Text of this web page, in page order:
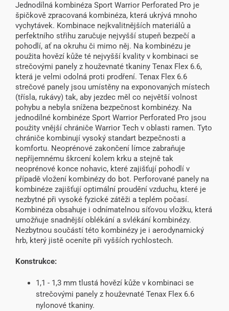
Jednodílná kombinéza Sport Warrior Perforated Pro je
špičkově zpracovaná kombinéza, která ukrývá mnoho
vychytávek. Kombinace nejkvalitnějších materiálů a
perfektního střihu zaručuje nejvyšší stupeň bezpečí a
pohodlí, ať na okruhu či mimo něj. Na kombinézu je
použita hovězí kůže té nejvyšší kvality v kombinaci se
strečovými panely z houževnaté tkaniny Tenax Flex 6.6,
která je velmi odolná proti prodření. Tenax Flex 6.6
strečové panely jsou umístěny na exponovaných místech
(třísla, rukávy) tak, aby jezdec měl co největší volnost
pohybu a nebyla snížena bezpečnost kombinézy. Na
jednodílné kombinéze Sport Warrior Perforated Pro jsou
použity vnější chrániče Warrior Tech v oblasti ramen. Tyto
chrániče kombinují vysoký standart bezpečnosti a
komfortu. Neoprénové zakončení límce zabraňuje
nepříjemnému škrcení kolem krku a stejně tak
neoprénové konce nohavic, které zajišťují pohodlí v
případě vložení kombinézy do bot. Perforované panely na
kombinéze zajišťují optimální proudění vzduchu, které je
nezbytné při vysoké fyzické zátěži a teplém počasí.
Kombinéza obsahuje i odnímatelnou síťovou vložku, která
umožňuje snadnější oblékání a svlékání kombinézy.
Nezbytnou součástí této kombinézy je i aerodynamický
hrb, který jistě oceníte při vyšších rychlostech.
Konstrukce:
1,1 - 1,3 mm tlustá hovězí kůže v kombinaci se
strečovými panely z houževnaté Tenax Flex 6.6
nylonové tkaniny.